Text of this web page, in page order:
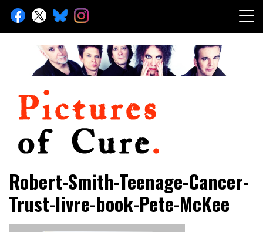
Skip
content
Pictures of Cure
Robert-Smith-Teenage-Cancer-
Trust-livre-book-Pete-McKee